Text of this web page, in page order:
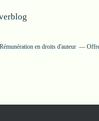
Rémunération en droits d'auteur